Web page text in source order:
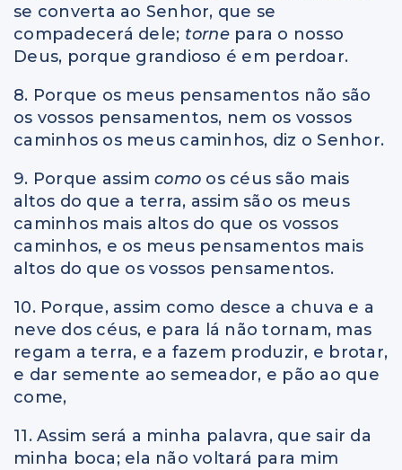
se converta ao Senhor, que se
compadecerá dele; torne para o nosso
Deus, porque grandioso é em perdoar.
8. Porque os meus pensamentos não são
os vossos pensamentos, nem os vossos
caminhos os meus caminhos, diz o Senhor.
9. Porque assim como os céus são mais
altos do que a terra, assim são os meus
caminhos mais altos do que os vossos
caminhos, e os meus pensamentos mais
altos do que os vossos pensamentos.
10. Porque, assim como desce a chuva e a
neve dos céus, e para lá não tornam, mas
regam a terra, e a fazem produzir, e brotar,
e dar semente ao semeador, e pão ao que
come,
11. Assim será a minha palavra, que sair da
minha boca; ela não voltará para mim